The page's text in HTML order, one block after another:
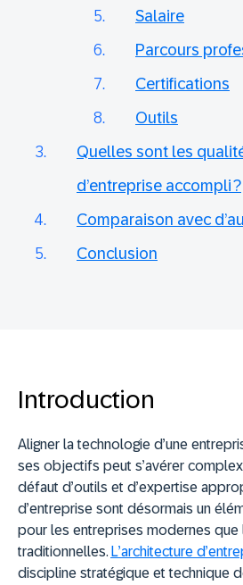
Salaire
Parcours
Certifications
Outils
Quelles sont les
d’entreprise accompli ?
Comparaison avec
Conclusion
Introduction
Aligner la technologie d’une
ses objectifs peut s’avérer
défaut d’outils et d’expertise
d’entreprise sont désormais un
pour les entreprises modernes que
traditionnelles. L’architecture
discipline stratégique et technique